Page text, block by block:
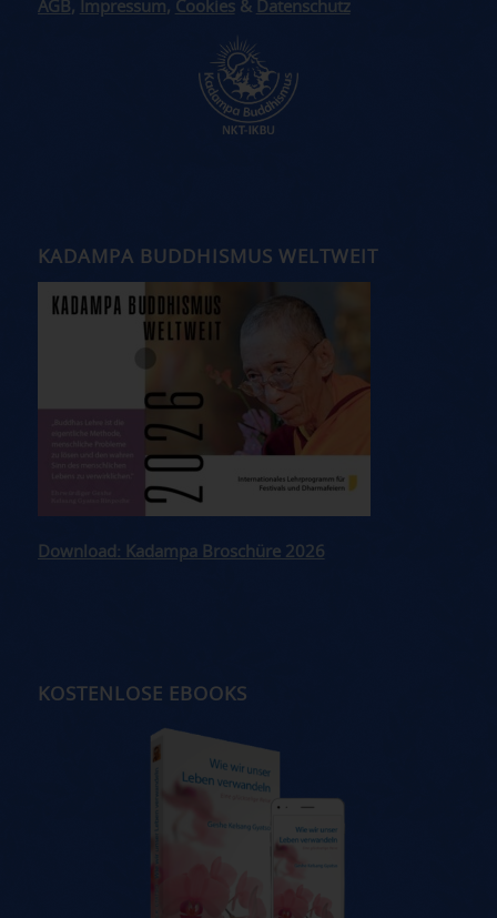
AGB , Impressum, Cookies& Datenschutz
KADAMPA BUDDHISMUS WELTWEIT
Download: Kadampa Broschüre 2026
KOSTENLOSE EBOOKS